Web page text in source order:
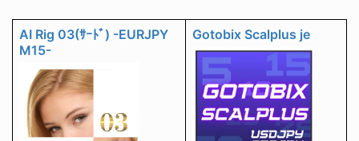
AI Rig 03(ｻｰﾄﾞ) -EURJPY
M15-
Gotobix Scalplus je